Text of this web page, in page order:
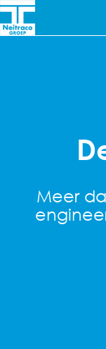
Ga door naar
Meer